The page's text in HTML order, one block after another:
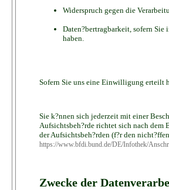
Widerspruch gegen die
Daten?bertragbarkeit, sofern
haben.
Sofern Sie uns eine Einwilligung erteilt
Sie k?nnen sich jederzeit mit einer
Aufsichtsbeh?rde richtet sich nach dem
der Aufsichtsbeh?rden (f?r den
https://www.bfdi.bund.de/DE/Infothek/
Zwecke der